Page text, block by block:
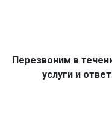
Перезвоним в
услуги и